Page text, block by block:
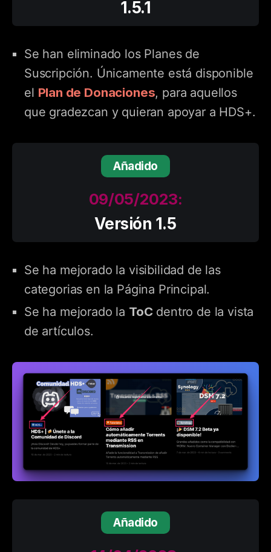
1.5.1
Se han eliminado los Planes de
Suscripción. Únicamente está disponible
el Plan de Donaciones, para aquellos
que gradezcan y quieran apoyar a HDS+.
Añadido
09/05/2023:
Versión 1.5
Se ha mejorado la visibilidad de las
categorias en la Página Principal.
Se ha mejorado la ToCdentro de la vista
de artículos.
Añadido